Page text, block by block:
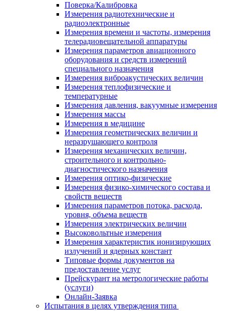
Поверка/Калибровка
Измерения радиотехнические и
радиоэлектронные
Измерения времени и частоты, измерения
телерадиовещательной аппаратуры
Измерения параметров авиационного
оборудования и средств измерений
специального назначения
Измерения виброакустических величин
Измерения теплофизические и
температурные
Измерения давления, вакуумные измерения
Измерения массы
Измерения в медицине
Измерения геометрических величин и
неразрушающего контроля
Измерения механических величин,
строительного и контрольно-
диагностического назначения
Измерения оптико-физические
Измерения физико-химического состава и
свойств веществ
Измерения параметров потока, расхода,
уровня, объема веществ
Измерения электрических величин
Высоковольтные измерения
Измерения характеристик ионизирующих
излучений и ядерных констант
Типовые формы документов на
предоставление услуг
Прейскурант на метрологические работы
(услуги)
Онлайн-Заявка
Испытания в целях утверждения типа